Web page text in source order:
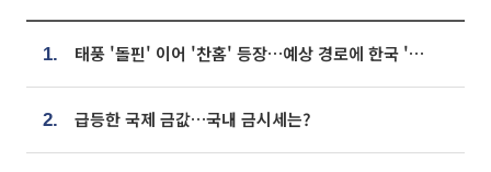
1. 태풍 '돌핀' 이어 '찬홈' 등장…예상 경로에 한국 '한숨'
2. 급등한 국제 금값…국내 금시세는?